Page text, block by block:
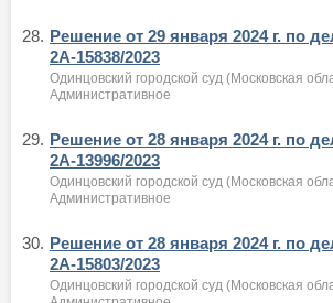
28. Решение от 29 января 2024 г. по
2А-15838/2023
Одинцовский городской суд (Московская
Административное
29. Решение от 28 января 2024 г. по
2А-13996/2023
Одинцовский городской суд (Московская
Административное
30. Решение от 28 января 2024 г. по
2А-15803/2023
Одинцовский городской суд (Московская